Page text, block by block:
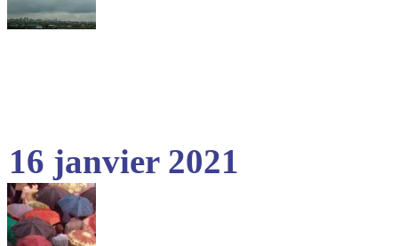
16 janvier 2021